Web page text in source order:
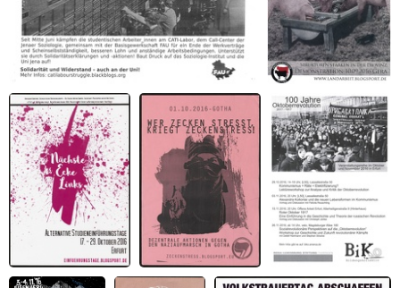
Solidarität mit den studentischen
Arbeiter_innen vom CATI-Labor!
Antifa bleibt
Landarbeit
Nächste Ecke Links
Wer Zecken stresst,
100 Jahre